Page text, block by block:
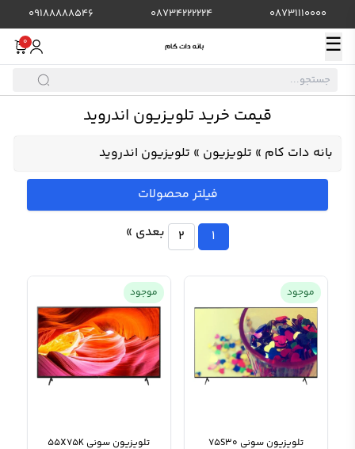
08731110000
08734222224
09188888546
☰
0
قیمت خرید تلویزیون اندروید
بانه دات کام » تلویزیون » تلویزیون اندروید
فیلتر محصولات
1
2 بعدی »
موجود
تلویزیون سونی 75S30
موجود
تلویزیون سونی 55X75K